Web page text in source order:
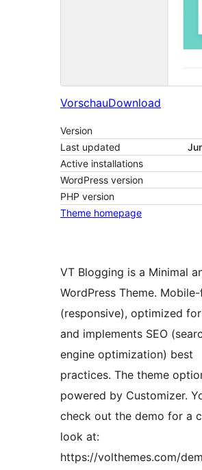
VorschauDownload
Version
Last updated
Active installations
WordPress version
PHP version
Theme homepage
VT Blogging is a Minimal
WordPress Theme.
(responsive), optimized
and implements SEO
engine optimization) best
practices. The theme
powered by Customizer.
check out the demo for a
look at:
https://volthemes.com/